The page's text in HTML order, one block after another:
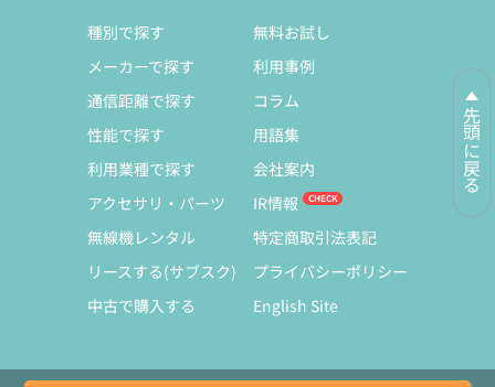
先頭に戻る
種別で探す
メーカーで探す
通信距離で探す
性能で探す
利用業種で探す
アクセサリ・パーツ
無線機レンタル
リースする(サブスク)
中古で購入する
無料お試し
利用事例
コラム
用語集
会社案内
IR情報
特定商取引法表記
プライバシーポリシー
English Site